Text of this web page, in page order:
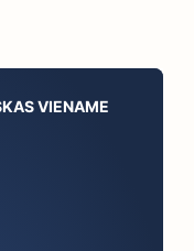
VIENAME